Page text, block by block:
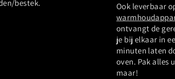
bestek.
Ook leverbaar
ontvangt de
je bij elkaar in
minuten laten
oven. Pak alles
maar!